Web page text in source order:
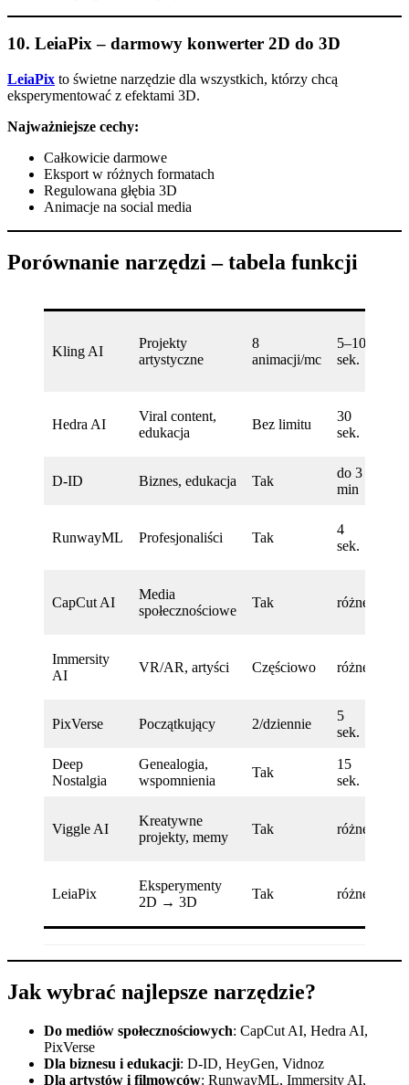
10. LeiaPix – darmowy konwerter 2D do 3D
LeiaPix to świetne narzędzie dla wszystkich, którzy chcą
eksperymentować z efektami 3D.
Najważniejsze cechy:
Całkowicie darmowe
Eksport w różnych formatach
Regulowana głębia 3D
Animacje na social media
Porównanie narzędzi – tabela funkcji
Kling AI
Projekty
artystyczne
8
animacji/mc
5–10
sek.
Hedra AI
Viral content,
edukacja
Bez limitu
30
sek.
D-ID Biznes, edukacja Tak
do 3
min
RunwayML Profesjonaliści Tak
4
sek.
CapCut AI
Media
społecznościowe
Tak różne
Immersity
AI
VR/AR, artyści Częściowo różne
PixVerse Początkujący 2/dziennie
5
sek.
Deep
Nostalgia
Genealogia,
wspomnienia
Tak
15
sek.
Viggle AI
Kreatywne
projekty, memy
Tak różne
LeiaPix
Eksperymenty
2D → 3D
Tak różne
Jak wybrać najlepsze narzędzie?
Do mediów społecznościowych: CapCut AI, Hedra AI,
PixVerse
Dla biznesu i edukacji: D-ID, HeyGen, Vidnoz
Dla artystów i filmowców: RunwayML, Immersity AI,